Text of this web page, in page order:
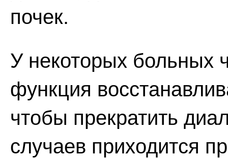
почек.
У некоторых больных
функция
чтобы прекратить
случаев приходится